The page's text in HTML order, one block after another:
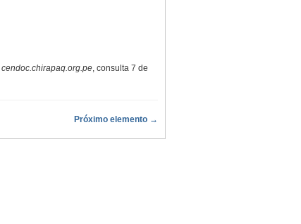
cendoc.chirapaq.org.pe , consulta 7 de
Próximo elemento →